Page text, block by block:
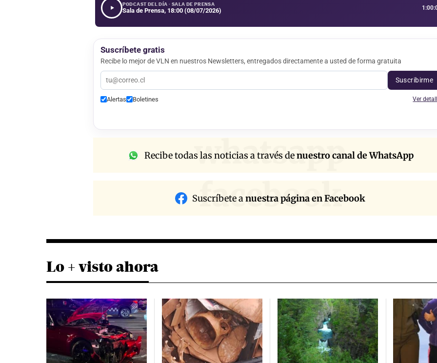
PODCAST DEL DÍA · SALA DE PRENSA
Sala de Prensa, 18:00 (08/07/2026)
Suscríbete gratis
Recibe lo mejor de VLN en nuestros Newsletters, entregados directamente a usted de forma gratuita
Suscribirme
Alertas Boletines Ver
whatsapp
Recibe todas las noticias a través denuestro canal de WhatsApp
facebook
Suscríbete anuestra página en Facebook
Lo + visto ahora